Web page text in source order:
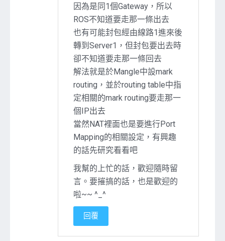
因為是同1個Gateway，所以
ROS不知道要走那一條出去
也有可能封包經由線路1進來後
轉到Server1，但封包要出去時
卻不知道要走那一條回去
解法就是於Mangle中設mark
routing，並於routing table中指
定相關的mark routing要走那一
個IP出去
當然NAT裡面也是要進行Port
Mapping的相關設定，有興趣
的話先研究看看吧
我幫的上忙的話，歡迎隨時留
言。要摧搞的話，也是歡迎的
啦~~ ^_^
回覆